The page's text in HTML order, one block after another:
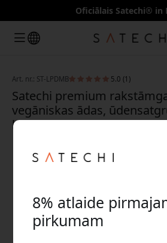
Oficiālais Satechi® in
Art. nr.: ST-LPDMB 5.0 (1)
Satechi premium
vegāniskas ādas,
birojam un spēlēm - Zila
8% atlaide
pirkumam
🎉 Jūsu atlaižu